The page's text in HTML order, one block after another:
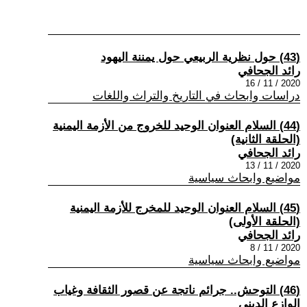
(43) حول نظرية الربيعي حول يمننة اليهود
رائد الجحافي
2020 / 11 / 16
دراسات وابحاث في التاريخ والتراث واللغات
(44) السلام العنوان الوحيد للخروج من الأزمة اليمنية
(الحلقة الثانية)
رائد الجحافي
2020 / 11 / 13
مواضيع وابحاث سياسية
(45) السلام العنوان الوحيد للمخرج للأزمة اليمنية
(الحلقة الأولى)
رائد الجحافي
2020 / 11 / 8
مواضيع وابحاث سياسية
(46) التوحش.. جرائم ناتجة عن قصور الثقافة وغياب
الوازع الديني